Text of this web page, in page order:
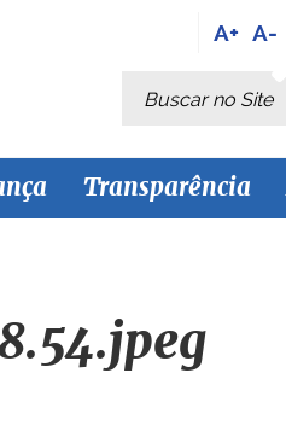
A+ A-
Busca
Busca Avançada…
Transparência